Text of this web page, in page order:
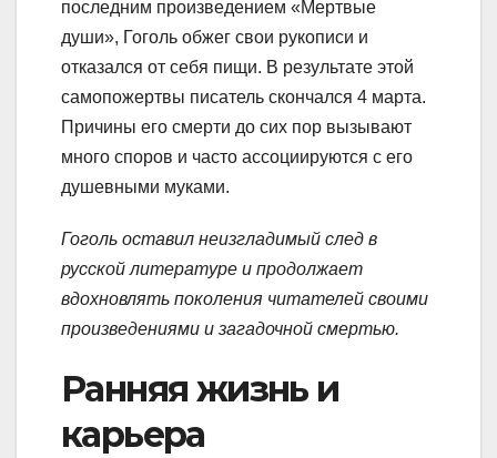
последним произведением «Мертвые
души», Гоголь обжег свои рукописи и
отказался от себя пищи. В результате этой
самопожертвы писатель скончался 4 марта.
Причины его смерти до сих пор вызывают
много споров и часто ассоциируются с его
душевными муками.
Гоголь оставил неизгладимый след в
русской литературе и продолжает
вдохновлять поколения читателей своими
произведениями и загадочной смертью.
Ранняя жизнь и
карьера